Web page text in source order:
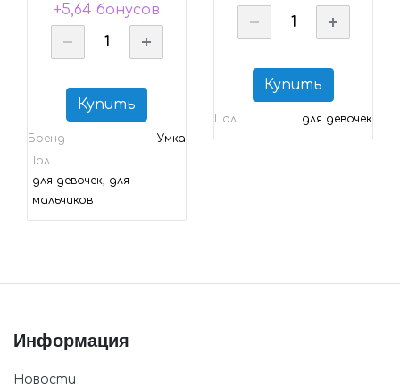
+5,64 бонусов
Купить
Бренд
Умка
Пол
для девочек, для
мальчиков
Купить
Пол для девочек
Информация
Новости